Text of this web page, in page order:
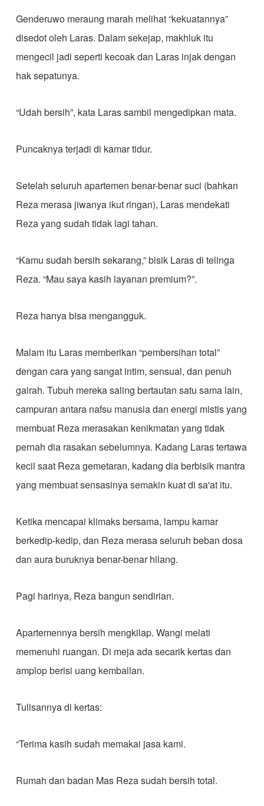
Genderuwo meraung marah melihat “kekuatannya”
disedot oleh Laras. Dalam sekejap, makhluk itu
mengecil jadi seperti kecoak dan Laras injak dengan
hak sepatunya.
“Udah bersih”, kata Laras sambil mengedipkan mata.
Puncaknya terjadi di kamar tidur.
Setelah seluruh apartemen benar-benar suci (bahkan
Reza merasa jiwanya ikut ringan), Laras mendekati
Reza yang sudah tidak lagi tahan.
“Kamu sudah bersih sekarang,” bisik Laras di telinga
Reza. “Mau saya kasih layanan premium?”.
Reza hanya bisa mengangguk.
Malam itu Laras memberikan “pembersihan total”
dengan cara yang sangat intim, sensual, dan penuh
gairah. Tubuh mereka saling bertautan satu sama lain,
campuran antara nafsu manusia dan energi mistis yang
membuat Reza merasakan kenikmatan yang tidak
pernah dia rasakan sebelumnya. Kadang Laras tertawa
kecil saat Reza gemetaran, kadang dia berbisik mantra
yang membuat sensasinya semakin kuat di sa'at itu.
Ketika mencapai klimaks bersama, lampu kamar
berkedip-kedip, dan Reza merasa seluruh beban dosa
dan aura buruknya benar-benar hilang.
Pagi harinya, Reza bangun sendirian.
Apartemennya bersih mengkilap. Wangi melati
memenuhi ruangan. Di meja ada secarik kertas dan
amplop berisi uang kembalian.
Tulisannya di kertas:
“Terima kasih sudah memakai jasa kami.
Rumah dan badan Mas Reza sudah bersih total.